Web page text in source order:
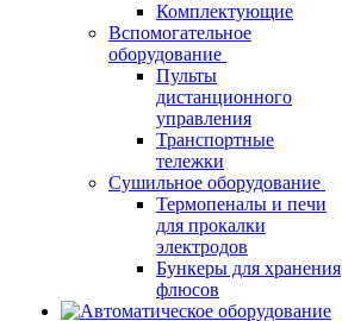
Комплектующие
Вспомогательное
оборудование
Пульты
дистанционного
управления
Транспортные
тележки
Сушильное оборудование
Термопеналы и печи
для прокалки
электродов
Бункеры для хранения
флюсов